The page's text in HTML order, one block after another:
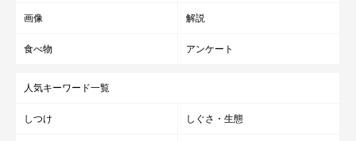
画像 解説
食べ物 アンケート
人気キーワード一覧
しつけ しぐさ・生態